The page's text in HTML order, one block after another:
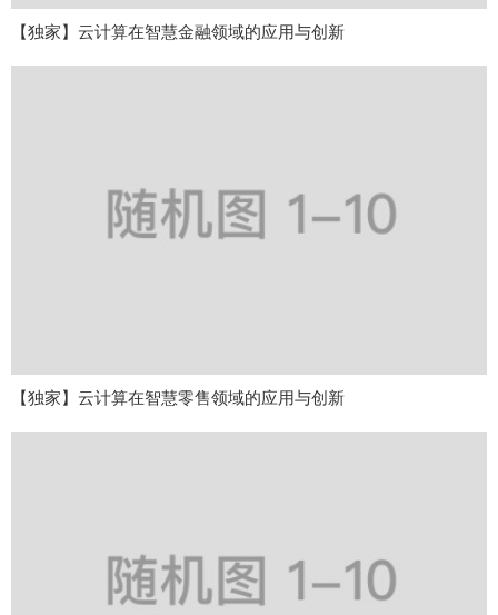
【独家】云计算在智慧金融领域的应用与创新
【独家】云计算在智慧零售领域的应用与创新